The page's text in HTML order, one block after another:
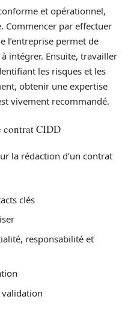
et opérationnel,
Commencer par effectuer
l’entreprise permet de
intégrer. Ensuite, travailler
les risques et les
obtenir une expertise
vivement recommandé.
contrat CIDD
la rédaction d’un contrat
clés
responsabilité et